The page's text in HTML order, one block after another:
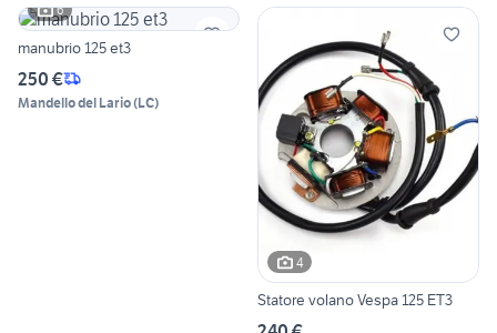
6
manubrio 125 et3
250 €
Mandello del Lario(LC)
4
Statore volano Vespa 125 ET3